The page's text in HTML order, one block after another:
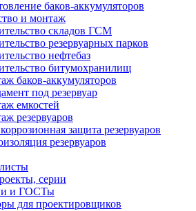
баков-аккумуляторов
и монтаж
складов ГСМ
резервуарных парков
нефтебаз
битумохранилищ
баков-аккумуляторов
под резервуар
емкостей
резервуаров
защита резервуаров
резервуаров
серии
и ГОСТы
для проектировщиков